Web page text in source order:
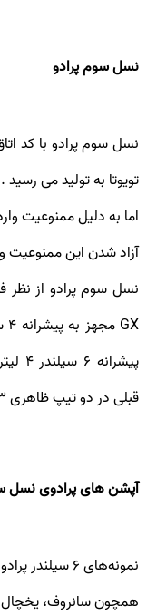
نسل سوم پرادو
تویوتا به تولید می رسید .
آزاد شدن این ممنوعیت
قبلی در دو تیپ ظاهری ۳ درب و ۵ درب تولید می شد .
آپشن های پرادوی نسل
نمونه‌های 6
همچون سانروف، یخچال